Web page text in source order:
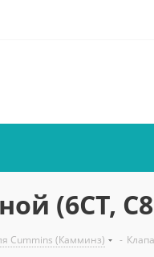
(6CТ,
Cummins (Камминз) -